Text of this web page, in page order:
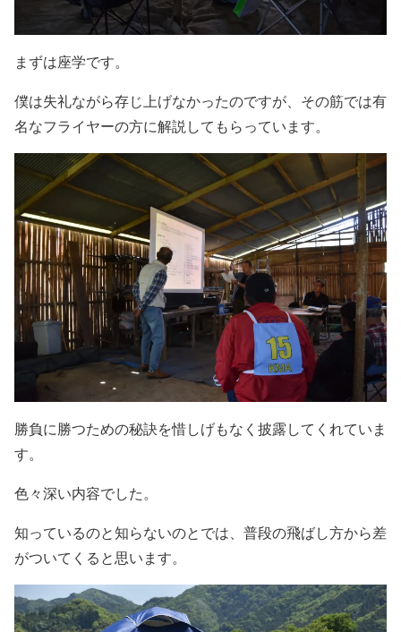
まずは座学です。
僕は失礼ながら存じ上げなかったのですが、その筋では有
名なフライヤーの方に解説してもらっています。
勝負に勝つための秘訣を惜しげもなく披露してくれていま
す。
色々深い内容でした。
知っているのと知らないのとでは、普段の飛ばし方から差
がついてくると思います。